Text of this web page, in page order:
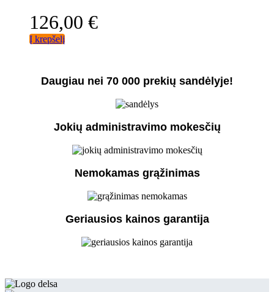
126,00 €
Į krepšelį
Daugiau nei 70 000 prekių sandėlyje!
Jokių administravimo mokesčių
Nemokamas grąžinimas
Geriausios kainos garantija